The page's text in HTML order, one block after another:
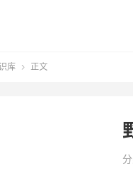
库  正文
分